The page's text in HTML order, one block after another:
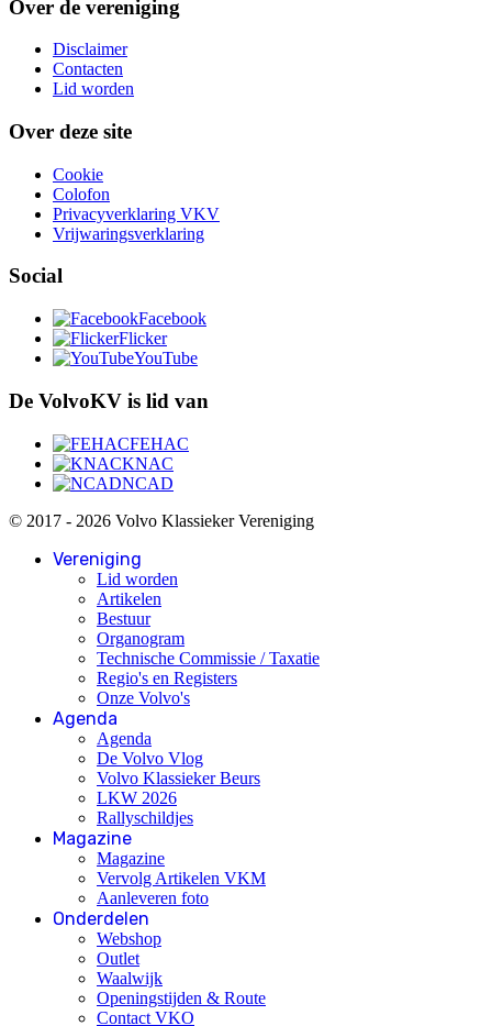
Over de vereniging
Disclaimer
Contacten
Lid worden
Over deze site
Cookie
Colofon
Privacyverklaring VKV
Vrijwaringsverklaring
Social
Facebook
Flicker
YouTube
De VolvoKV is lid van
FEHAC
KNAC
NCAD
© 2017 - 2026 Volvo Klassieker Vereniging
Vereniging
Lid worden
Artikelen
Bestuur
Organogram
Technische Commissie / Taxatie
Regio's en Registers
Onze Volvo's
Agenda
Agenda
De Volvo Vlog
Volvo Klassieker Beurs
LKW 2026
Rallyschildjes
Magazine
Magazine
Vervolg Artikelen VKM
Aanleveren foto
Onderdelen
Webshop
Outlet
Waalwijk
Openingstijden & Route
Contact VKO